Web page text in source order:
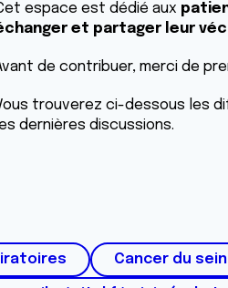
espace est dédié aux
et partager leur
de contribuer, merci de
trouverez ci-dessous les
dernières discussions.
Cancer du sein